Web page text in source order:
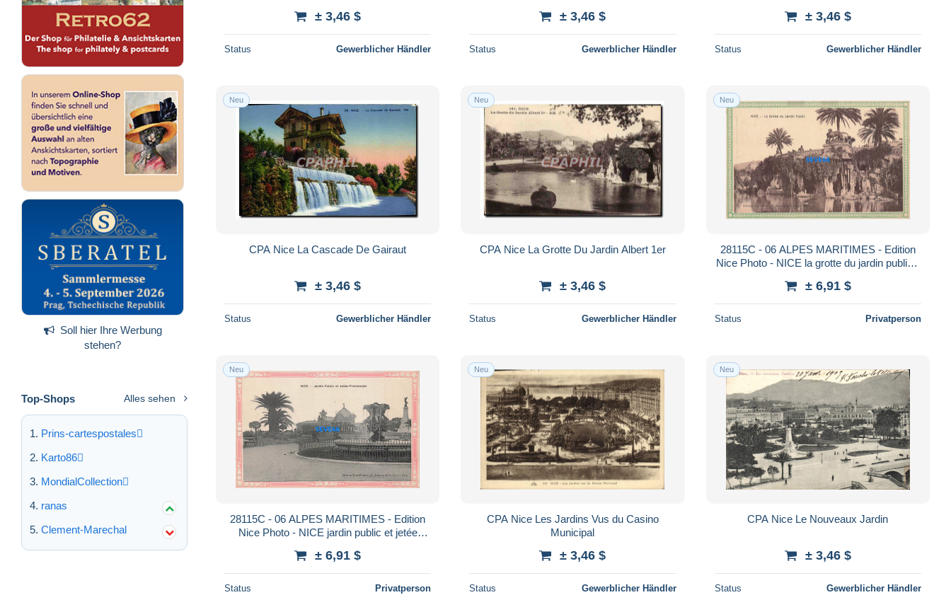
Soll hier Ihre Werbung
stehen?
Top-Shops Alles sehen
Prins-cartespostales
Karto86
MondialCollection
ranas
Clement-Marechal
± 3,46 $
Status Gewerblicher Händler
± 3,46 $
Status Gewerblicher Händler
± 3,46 $
Status Gewerblicher Händler
Neu
CPA Nice La Cascade De Gairaut
± 3,46 $
Status Gewerblicher Händler
Neu
CPA Nice La Grotte Du Jardin Albert 1er
± 3,46 $
Status Gewerblicher Händler
Neu
28115C - 06 ALPES MARITIMES - Edition
Nice Photo - NICE la grotte du jardin public -
± 6,91 $
Status Privatperson
Neu
28115C - 06 ALPES MARITIMES - Edition
Nice Photo - NICE jardin public et jetée
± 6,91 $
Status Privatperson
Neu
CPA Nice Les Jardins Vus du Casino
Municipal
± 3,46 $
Status Gewerblicher Händler
Neu
CPA Nice Le Nouveaux Jardin
± 3,46 $
Status Gewerblicher Händler